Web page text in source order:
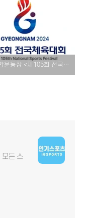
김해종합운동장 <제105회 전국체육대회> 개회식 폐회식 소개! [축하공연 가수 일정 시간 개막식 폐막식]
든 스